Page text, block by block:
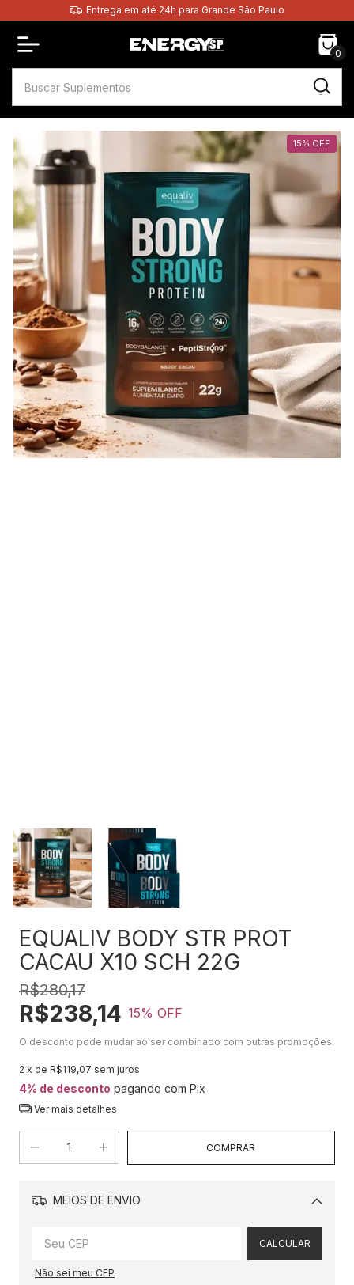
Entrega em até 24h para Grande São Paulo
0
15% OFF
EQUALIV BODY STR PROT
CACAU X10 SCH 22G
R$280,17
R$238,14 15% OFF
O desconto pode mudar ao ser combinado com outras promoções.
2 x de R$119,07 sem juros
4% de desconto pagando com Pix
Ver mais detalhes
MEIOS DE ENVIO
Alterar CEP
CALCULAR
Não sei meu CEP